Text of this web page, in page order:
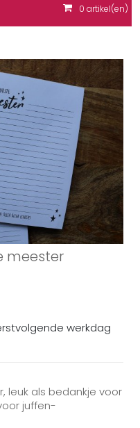
0 artikel(en)
meester
werkdag
leuk als bedankje voor
juffen-